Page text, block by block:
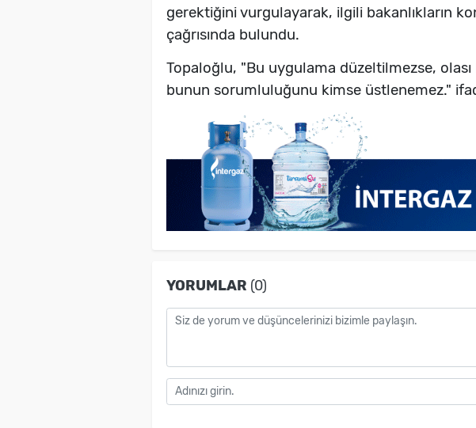
gerektiğini vurgulayarak, ilgili bakanlıkların
çağrısında bulundu.
Topaloğlu, "Bu uygulama düzeltilmezse,
bunun sorumluluğunu kimse üstlenemez."
YORUMLAR (0)